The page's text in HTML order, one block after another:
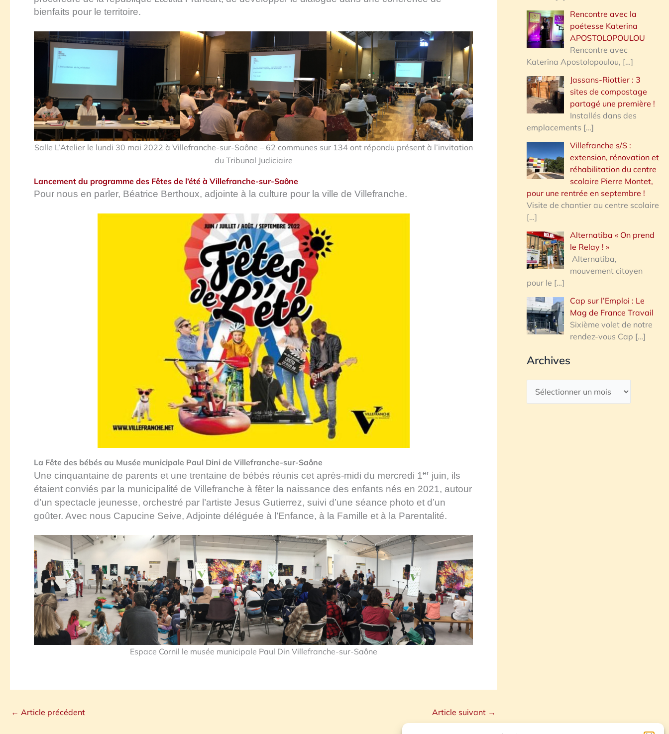
bienfaits pour le territoire.
Salle L’Atelier le lundi 30 mai 2022 à Villefranche-sur-Saône – 62 communes sur 134 ont répondu présent à l’invitation
du Tribunal Judiciaire
Lancement du programme des Fêtes de l’été à Villefranche-sur-Saône
Pour nous en parler, Béatrice Berthoux, adjointe à la culture pour la ville de Villefranche.
La Fête des bébés au Musée municipale Paul Dini de Villefranche-sur-Saône
Une cinquantaine de parents et une trentaine de bébés réunis cet après-midi du mercredi 1er juin, ils
étaient conviés par la municipalité de Villefranche à fêter la naissance des enfants nés en 2021, autour
d’un spectacle jeunesse, orchestré par l’artiste Jesus Gutierrez, suivi d’une séance photo et d’un
goûter. Avec nous Capucine Seive, Adjointe déléguée à l’Enfance, à la Famille et à la Parentalité.
Espace Cornil le musée municipale Paul Din Villefranche-sur-Saône
← Article précédent Article suivant →
Rencontre avec la
poétesse Katerina
APOSTOLOPOULOU
Rencontre avec
Katerina Apostolopoulou, […]
Jassans-Riottier : 3
sites de compostage
partagé une première !
Installés dans des
emplacements […]
Villefranche s/S :
extension, rénovation et
réhabilitation du centre
scolaire Pierre Montet,
pour une rentrée en septembre !
Visite de chantier au centre scolaire
[…]
Alternatiba « On prend
le Relay ! »
Alternatiba,
mouvement citoyen
pour le […]
Cap sur l’Emploi : Le
Mag de France Travail
Sixième volet de notre
rendez-vous Cap […]
Archives